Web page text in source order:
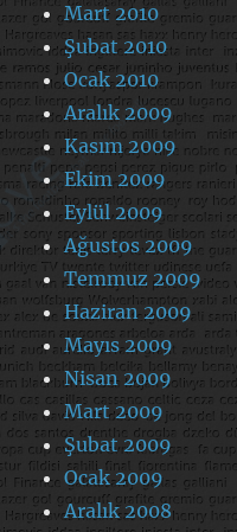
Mart 2010
Şubat 2010
Ocak 2010
Aralık 2009
Kasım 2009
Ekim 2009
Eylül 2009
Ağustos 2009
Temmuz 2009
Haziran 2009
Mayıs 2009
Nisan 2009
Mart 2009
Şubat 2009
Ocak 2009
Aralık 2008